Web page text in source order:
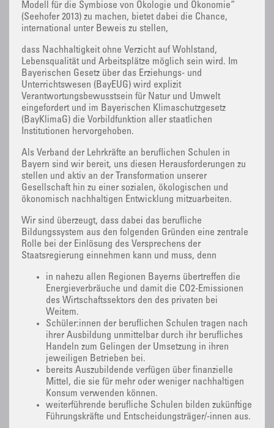
Modell für die Symbiose von Ökologie und Ökonomie“
(Seehofer 2013) zu machen, bietet dabei die Chance,
international unter Beweis zu stellen,
dass Nachhaltigkeit ohne Verzicht auf Wohlstand,
Lebensqualität und Arbeitsplätze möglich sein wird. Im
Bayerischen Gesetz über das Erziehungs- und
Unterrichtswesen (BayEUG) wird explizit
Verantwortungsbewusstsein für Natur und Umwelt
eingefordert und im Bayerischen Klimaschutzgesetz
(BayKlimaG) die Vorbildfunktion aller staatlichen
Institutionen hervorgehoben.
Als Verband der Lehrkräfte an beruflichen Schulen in
Bayern sind wir bereit, uns diesen Herausforderungen zu
stellen und aktiv an der Transformation unserer
Gesellschaft hin zu einer sozialen, ökologischen und
ökonomisch nachhaltigen Entwicklung mitzuarbeiten.
Wir sind überzeugt, dass dabei das berufliche
Bildungssystem aus den folgenden Gründen eine zentrale
Rolle bei der Einlösung des Versprechens der
Staatsregierung einnehmen kann und muss, denn
in nahezu allen Regionen Bayerns übertreffen die
Energieverbräuche und damit die CO2-Emissionen
des Wirtschaftssektors den des privaten bei
Weitem.
Schüler:innen der beruflichen Schulen tragen nach
ihrer Ausbildung unmittelbar durch ihr berufliches
Handeln zum Gelingen der Umsetzung in ihren
jeweiligen Betrieben bei.
bereits Auszubildende verfügen über finanzielle
Mittel, die sie für mehr oder weniger nachhaltigen
Konsum verwenden können.
weiterführende berufliche Schulen bilden zukünftige
Führungskräfte und Entscheidungsträger/-innen aus.